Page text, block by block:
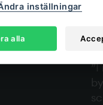
inställningar
alla